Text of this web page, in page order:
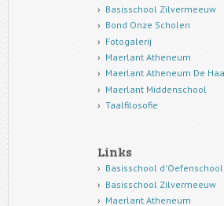
Basisschool Zilvermeeuw
Bond Onze Scholen
Fotogalerij
Maerlant Atheneum
Maerlant Atheneum De
Maerlant Middenschool
Taalfilosofie
Links
Basisschool d'Oefenschool
Basisschool Zilvermeeuw
Maerlant Atheneum